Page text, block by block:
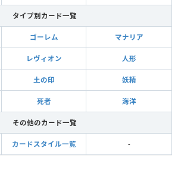
タイプ別カード一覧
ゴーレム マナリア
レヴィオン 人形
土の印 妖精
死者 海洋
その他のカード一覧
カードスタイル一覧 -